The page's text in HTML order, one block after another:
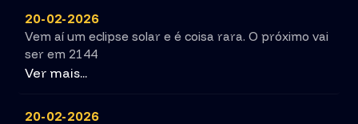
20-02-2026
Vem aí um eclipse solar e é coisa rara. O próximo vai
ser em 2144
Ver mais...
20-02-2026